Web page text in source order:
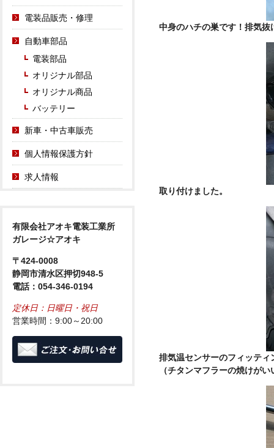
中身のハチの巣です！排気抜
取り付けました。
排気温センサーのフィッテ
（チタンマフラーの焼けが
電装品販売・修理
自動車部品
電装部品
オリジナル部品
オリジナル商品
バッテリー
新車・中古車販売
個人情報保護方針
求人情報
有限会社アオキ電装工業所
ガレージ☆アオキ
〒424-0008
静岡市清水区押切948-5
電話：054-346-0194
定休日：日曜日・祝日
営業時間：9:00～20:00